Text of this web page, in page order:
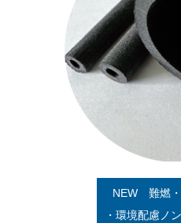
NEW 難燃
・環境配慮ノ